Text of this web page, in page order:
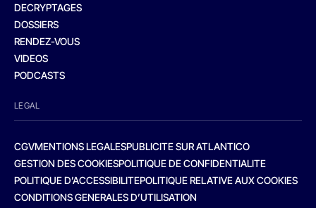
DECRYPTAGES
DOSSIERS
RENDEZ-VOUS
VIDEOS
PODCASTS
LEGAL
CGVMENTIONS LEGALESPUBLICITE SUR ATLANTICO
GESTION DES COOKIESPOLITIQUE DE CONFIDENTIALITE
POLITIQUE D’ACCESSIBILITEPOLITIQUE RELATIVE AUX COOKIES
CONDITIONS GENERALES D’UTILISATION